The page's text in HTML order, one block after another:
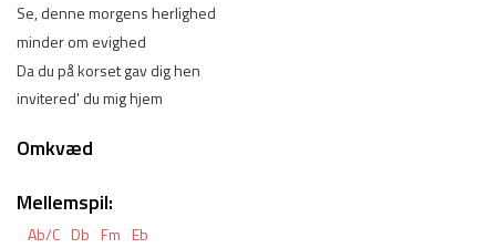
Se, denne morgens herlighed
minder om evighed
Da du på korset gav dig hen
invitered' du mig hjem
Omkvæd
Mellemspil:
Ab/C Db Fm Eb